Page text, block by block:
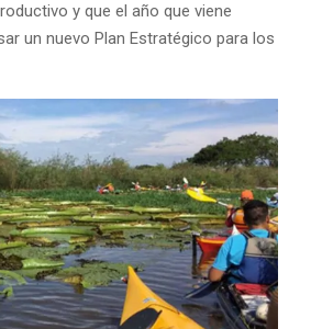
y que el año que viene
un nuevo Plan Estratégico para los